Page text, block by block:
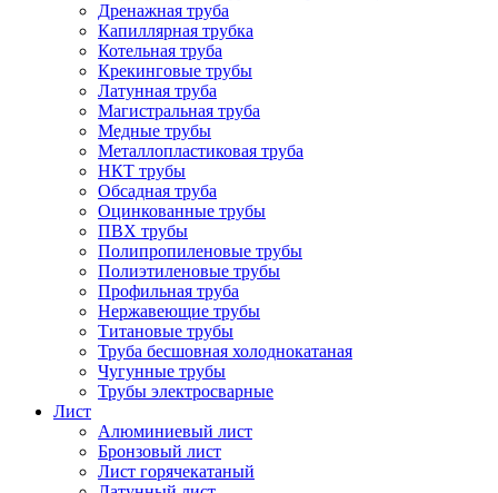
Дренажная труба
Капиллярная трубка
Котельная труба
Крекинговые трубы
Латунная труба
Магистральная труба
Медные трубы
Металлопластиковая труба
НКТ трубы
Обсадная труба
Оцинкованные трубы
ПВХ трубы
Полипропиленовые трубы
Полиэтиленовые трубы
Профильная труба
Нержавеющие трубы
Титановые трубы
Труба бесшовная холоднокатаная
Чугунные трубы
Трубы электросварные
Лист
Алюминиевый лист
Бронзовый лист
Лист горячекатаный